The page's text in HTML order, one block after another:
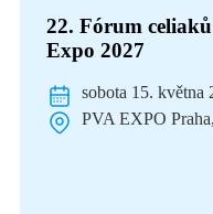
22. Fórum
Expo 2027
sobota 15. května
PVA EXPO